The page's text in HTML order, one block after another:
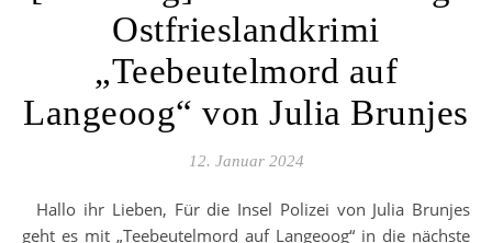
Ostfrieslandkrimi
„Teebeutelmord auf
Langeoog“ von Julia Brunjes
12. Januar 2024
Hallo ihr Lieben, Für die Insel Polizei von Julia Brunjes
geht es mit „Teebeutelmord auf Langeoog“ in die nächste